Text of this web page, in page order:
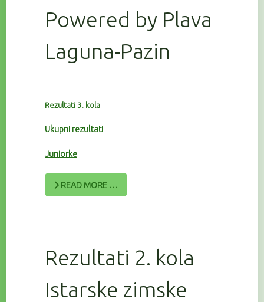
Powered by Plava
Laguna-Pazin
Rezultati 3. kola
Ukupni rezultati
Juniorke
READ MORE …
Rezultati 2. kola
Istarske zimske